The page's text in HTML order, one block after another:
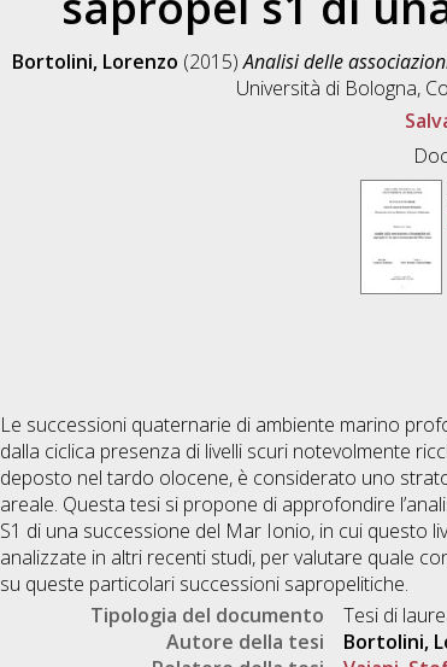
Bortolini, Lorenzo (2015)Analisi delle
Università di Bologna,
Le successioni quaternarie di ambiente marino
dalla ciclica presenza di livelli scuri notevolmente
deposto nel tardo olocene, è considerato uno
areale. Questa tesi si propone di approfondire
S1 di una successione del Mar Ionio, in cui questo
analizzate in altri recenti studi, per valutare quale
su queste particolari successioni sapropelitiche.
Tipologia del documento
Tesi di
Autore della tesi
Bortolini,